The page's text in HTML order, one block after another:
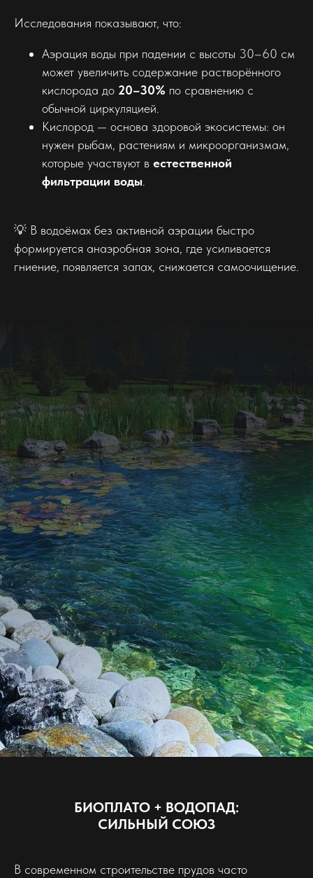
Исследования показывают, что:
Аэрация воды при падении с высоты 30–60 см
может увеличить содержание растворённого
кислорода до 20–30% по сравнению с
обычной циркуляцией.
Кислород — основа здоровой экосистемы: он
нужен рыбам, растениям и микроорганизмам,
которые участвуют в естественной
фильтрации воды
💡 В водоёмах без активной аэрации быстро
формируется анаэробная зона, где усиливается
гниение, появляется запах, снижается самоочищение.
БИОПЛАТО + ВОДОПАД:
СИЛЬНЫЙ СОЮЗ
В современном строительстве прудов часто